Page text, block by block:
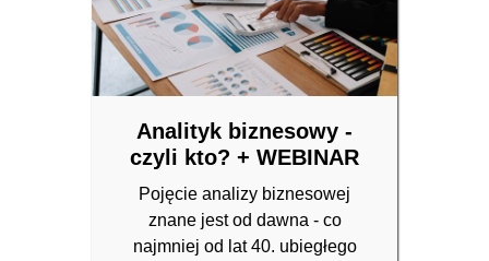
Analityk biznesowy -
czyli kto? + WEBINAR
Pojęcie analizy biznesowej
znane jest od dawna - co
najmniej od lat 40. ubiegłego